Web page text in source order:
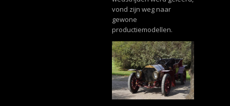
vond zijn weg naar
gewone
productiemodellen.